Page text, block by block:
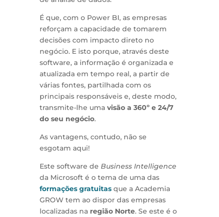
É que, com o Power BI, as empresas
reforçam a capacidade de tomarem
decisões com impacto direto no
negócio. E isto porque, através deste
software, a informação é organizada e
atualizada em tempo real, a partir de
várias fontes, partilhada com os
principais responsáveis e, deste modo,
transmite-lhe uma visão a 360º e 24/7
do seu negócio.
As vantagens, contudo, não se
esgotam aqui!
Este software de Business Intelligence
da Microsoft é o tema de uma das
formações gratuitasque a Academia
GROW tem ao dispor das empresas
localizadas na região Norte. Se este é o